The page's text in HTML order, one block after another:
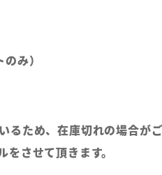
み）
るため、在庫切れの場合が
させて頂きます。